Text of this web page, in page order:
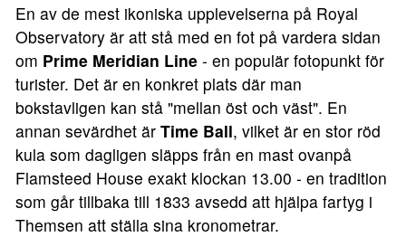
En av de mest ikoniska upplevelserna på Royal
Observatory är att stå med en fot på vardera sidan
om Prime Meridian Line - en populär fotopunkt för
turister. Det är en konkret plats där man
bokstavligen kan stå "mellan öst och väst". En
annan sevärdhet är Time Ball, vilket är en stor röd
kula som dagligen släpps från en mast ovanpå
Flamsteed House exakt klockan 13.00 - en tradition
som går tillbaka till 1833 avsedd att hjälpa fartyg i
Themsen att ställa sina kronometrar.